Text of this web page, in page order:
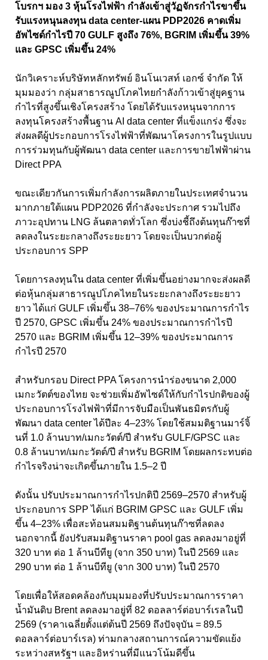
โบรกฯ มอง 3 หุ้นโรงไฟฟ้า กำลังเข้าสู่วัฏจักรกำไรขาขึ้น
รับแรงหนุนลงทุน data center-แผน PDP2026 คาดเพิ่ม
อัพไซด์กำไรปี 70 GULF สูงถึง 76%, BGRIM เพิ่มขึ้น 39%
และ GPSC เพิ่มขึ้น 24%
นักวิเคราะห์บริษัทหลักทรัพย์ อินโนเวสท์ เอกซ์ จำกัด ให้
มุมมองว่า กลุ่มสาธารณูปโภคไทยกำลังก้าวเข้าสู่ยุคฐาน
กำไรที่สูงขึ้นเชิงโครงสร้าง โดยได้รับแรงหนุนจากการ
ลงทุนโครงสร้างพื้นฐาน AI data center ที่แข็งแกร่ง ซึ่งจะ
ส่งผลดีผู้ประกอบการโรงไฟฟ้าที่พัฒนาโครงการในรูปแบบ
การร่วมทุนกับผู้พัฒนา data center และการขายไฟฟ้าผ่าน
Direct PPA
ขณะเดียวกันการเพิ่มกำลังการผลิตภายในประเทศจำนวน
มากภายใต้แผน PDP2026 ที่กำลังจะประกาศ รวมไปถึง
ภาวะอุปทาน LNG ล้นตลาดทั่วโลก ซึ่งบ่งชี้ถึงต้นทุนก๊าซที่
ลดลงในระยะกลางถึงระยะยาว โดยจะเป็นบวกต่อผู้
ประกอบการ SPP
โดยการลงทุนใน data center ที่เพิ่มขึ้นอย่างมากจะส่งผลดี
ต่อหุ้นกลุ่มสาธารณูปโภคไทยในระยะกลางถึงระยะยาว
ยาว ได้แก่ GULF เพิ่มขึ้น 38–76% ของประมาณการกำไร
ปี 2570, GPSC เพิ่มขึ้น 24% ของประมาณการกำไรปี
2570 และ BGRIM เพิ่มขึ้น 12–39% ของประมาณการ
กำไรปี 2570
สำหรับกรอบ Direct PPA โครงการนำร่องขนาด 2,000
เมกะวัตต์ของไทย จะช่วยเพิ่มอัพไซด์ให้กับกำไรปกติของผู้
ประกอบการโรงไฟฟ้าที่มีการจับมือเป็นพันธมิตรกับผู้
พัฒนา data center ได้ปีละ 4–23% โดยใช้สมมติฐานมาร์จิ้
นที่ 1.0 ล้านบาท/เมกะวัตต์/ปี สำหรับ GULF/GPSC และ
0.8 ล้านบาท/เมกะวัตต์/ปี สำหรับ BGRIM โดยผลกระทบต่อ
กำไรจริงน่าจะเกิดขึ้นภายใน 1.5–2 ปี
ดังนั้น ปรับประมาณการกำไรปกติปี 2569–2570 สำหรับผู้
ประกอบการ SPP ได้แก่ BGRIM GPSC และ GULF เพิ่ม
ขึ้น 4–23% เพื่อสะท้อนสมมติฐานต้นทุนก๊าซที่ลดลง
นอกจากนี้ ยังปรับสมมติฐานราคา pool gas ลดลงมาอยู่ที่
320 บาท ต่อ 1 ล้านบีทียู (จาก 350 บาท) ในปี 2569 และ
290 บาท ต่อ 1 ล้านบีทียู (จาก 300 บาท) ในปี 2570
โดยเพื่อให้สอดคล้องกับมุมมองที่ปรับประมาณการราคา
น้ำมันดิบ Brent ลดลงมาอยู่ที่ 82 ดอลลาร์ต่อบาร์เรลในปี
2569 (ราคาเฉลี่ยตั้งแต่ต้นปี 2569 ถึงปัจจุบัน = 89.5
ดอลลาร์ต่อบาร์เรล) ท่ามกลางสถานการณ์ความขัดแย้ง
ระหว่างสหรัฐฯ และอิหร่านที่มีแนวโน้มดีขึ้น